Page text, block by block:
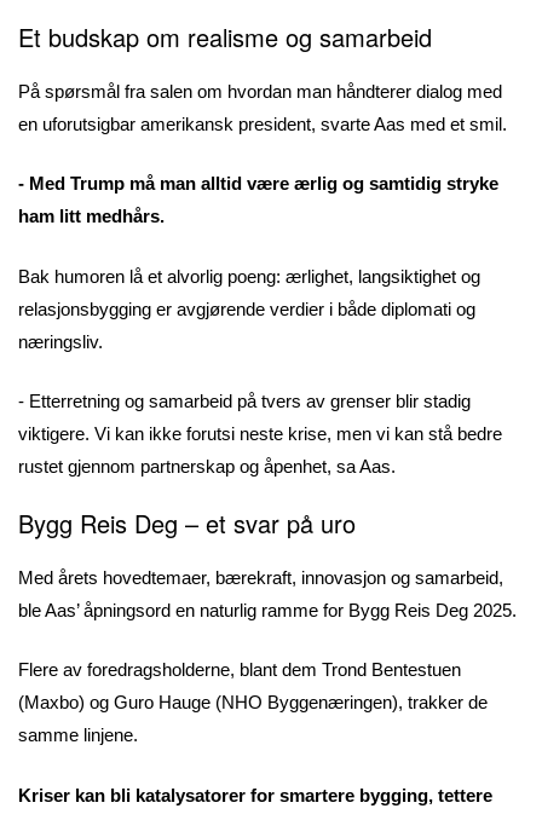
Et budskap om realisme og samarbeid
På spørsmål fra salen om hvordan man håndterer dialog med
en uforutsigbar amerikansk president, svarte Aas med et smil.
- Med Trump må man alltid være ærlig og samtidig stryke
ham litt medhårs.
Bak humoren lå et alvorlig poeng: ærlighet, langsiktighet og
relasjonsbygging er avgjørende verdier i både diplomati og
næringsliv.
- Etterretning og samarbeid på tvers av grenser blir stadig
viktigere. Vi kan ikke forutsi neste krise, men vi kan stå bedre
rustet gjennom partnerskap og åpenhet, sa Aas.
Bygg Reis Deg – et svar på uro
Med årets hovedtemaer, bærekraft, innovasjon og samarbeid,
ble Aas’ åpningsord en naturlig ramme for Bygg Reis Deg 2025.
Flere av foredragsholderne, blant dem Trond Bentestuen
(Maxbo) og Guro Hauge (NHO Byggenæringen), trakker de
samme linjene.
Kriser kan bli katalysatorer for smartere bygging, tettere